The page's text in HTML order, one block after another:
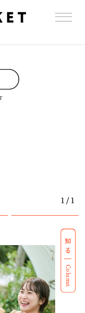
1 / 1
知る
Column
ませんか？